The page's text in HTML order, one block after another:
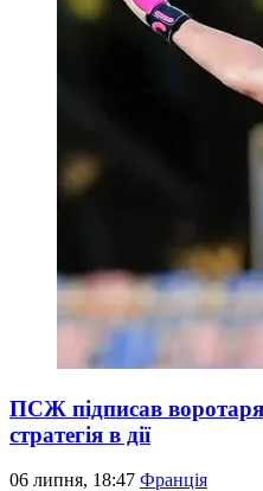
ПСЖ підписав
стратегія в дії
06 липня, 18:47 Франція